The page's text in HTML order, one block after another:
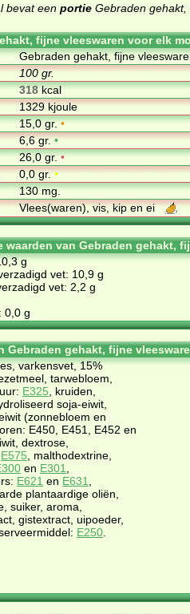
bevat een portie Gebraden
fijne vleeswaren voor elk
Gebraden gehakt, fijne
100 gr.
318kcal
1329 kjoule
15,0 gr.•
6,6 gr.•
26,0 gr.•
0,0 gr.•
130 mg.
Vlees(waren), vis, kip en ei
waarden van Gebraden gehakt,
g
vet: 10,9 g
vet: 2,2 g
0,0 g
Gebraden gehakt, fijne
varkensvet, 15%
tarwebloem,
E325 , kruiden,
soja-eiwit,
(zonnebloem en
E450, E451, E452 en
dextrose,
E575 , malthodextrine,
en E301
E621 en E631
plantaardige oliën,
suiker, aroma,
gistextract, uipoeder,
E250